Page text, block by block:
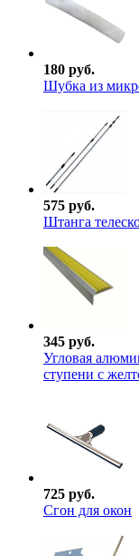
180 руб.
Шубка из
575 руб.
Штанга
345 руб.
Угловая
ступени с
725 руб.
Сгон для окон